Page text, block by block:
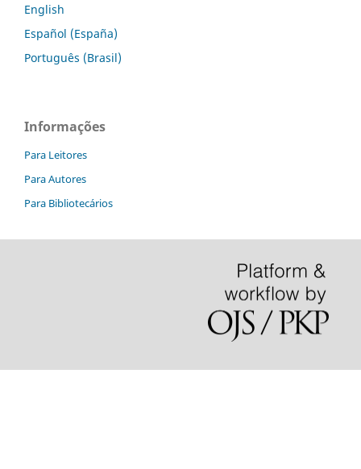
English
Español (España)
Português (Brasil)
Informações
Para Leitores
Para Autores
Para Bibliotecários